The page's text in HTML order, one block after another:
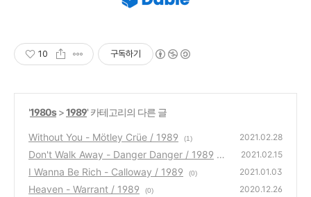
10 구독하기
'1980s>1989' 카테고리의 다른 글
Without You - Mötley Crüe / 1989 (1) 2021.02.28
Don't Walk Away - Danger Danger / 1989
(1)
2021.02.15
I Wanna Be Rich - Calloway / 1989 (0) 2021.01.03
Heaven - Warrant / 1989 (0) 2020.12.26